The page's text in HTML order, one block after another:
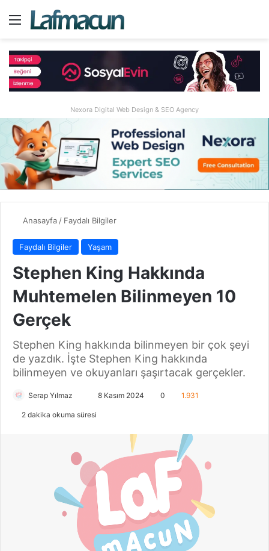
Menü
Nexora Digital Web Design & SEO Agency
Anasayfa/ Faydalı Bilgiler
Faydalı Bilgiler Yaşam
Stephen King Hakkında
Muhtemelen Bilinmeyen 10
Gerçek
Stephen King hakkında bilinmeyen bir çok şeyi
de yazdık. İşte Stephen King hakkında
bilinmeyen ve okuyanları şaşırtacak gerçekler.
Serap Yılmaz
i
p
o
s
t
8 Kasım 2024 0 1.931
2 dakika okuma süresi